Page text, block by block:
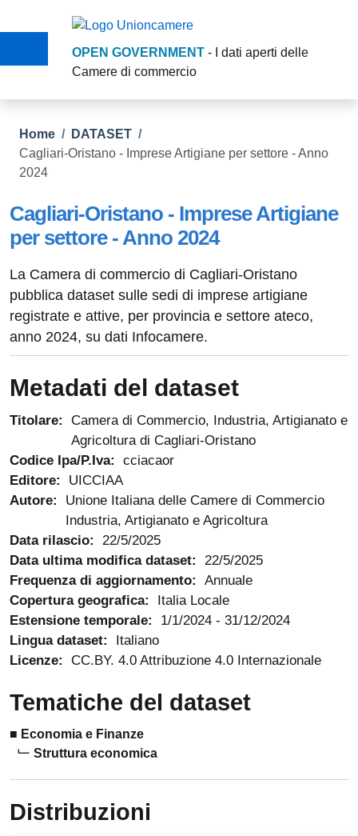
OPEN GOVERNMENT - I dati aperti delle
Camere di commercio
Briciole di pane
Home / DATASET /
Cagliari-Oristano - Imprese Artigiane per settore - Anno
2024
Cagliari-Oristano - Imprese Artigiane
per settore - Anno 2024
La Camera di commercio di Cagliari-Oristano
pubblica dataset sulle sedi di imprese artigiane
registrate e attive, per provincia e settore ateco,
anno 2024, su dati Infocamere.
Metadati del dataset
Titolare:
Camera di Commercio, Industria, Artigianato e
Agricoltura di Cagliari-Oristano
Codice Ipa/P.Iva:
cciacaor
Editore:
UICCIAA
Autore:
Unione Italiana delle Camere di Commercio
Industria, Artigianato e Agricoltura
Data rilascio:
22/5/2025
Data ultima modifica dataset:
22/5/2025
Frequenza di aggiornamento:
Annuale
Copertura geografica:
Italia Locale
Estensione temporale:
1/1/2024 - 31/12/2024
Lingua dataset:
Italiano
Licenze:
CC.BY. 4.0 Attribuzione 4.0 Internazionale
Tematiche del dataset
Economia e Finanze
Struttura economica
Distribuzioni